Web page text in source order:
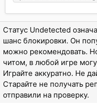
т
р
т
е
ы
т
н
а
ч
л
а
Статус Undetected
шанс блокировки. Он
можно рекомендовать.
читом, в любой игре
Играйте аккуратно. Не
Старайте не получать
отправили на проверку.